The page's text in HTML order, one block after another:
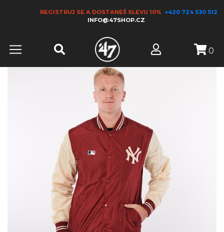
REGISTRUJ SE A DOSTANEŠ SLEVU 10% +420 724 530 512
INFO@47SHOP.CZ
0